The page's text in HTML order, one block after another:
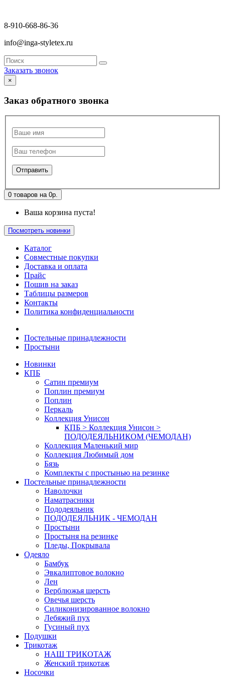
8-910-668-86-36
info@inga-styletex.ru
Заказать звонок
×
Заказ обратного звонка
0 товаров на 0р.
Ваша корзина пуста!
Посмотреть новинки
Каталог
Совместные покупки
Доставка и оплата
Прайс
Пошив на заказ
Таблицы размеров
Контакты
Политика конфиденциальности
Постельные принадлежности
Простыни
Новинки
КПБ
Сатин премиум
Поплин премиум
Поплин
Перкаль
Коллекция Унисон
КПБ > Коллекция Унисон >
ПОДОДЕЯЛЬНИКОМ (ЧЕМОДАН)
Коллекция Маленький мир
Коллекция Любимый дом
Бязь
Комплекты с простынью на резинке
Постельные принадлежности
Наволочки
Наматрасники
Пододеяльник
ПОДОДЕЯЛЬНИК - ЧЕМОДАН
Простыни
Простыня на резинке
Пледы, Покрывала
Одеяло
Бамбук
Эвкалиптовое волокно
Лен
Верблюжья шерсть
Овечья шерсть
Силиконизированное волокно
Лебяжий пух
Гусиный пух
Подушки
Трикотаж
НАШ ТРИКОТАЖ
Женский трикотаж
Носочки